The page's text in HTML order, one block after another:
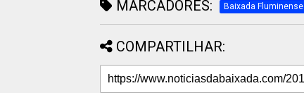
MARCADORES: Baixada Fluminense
COMPARTILHAR: